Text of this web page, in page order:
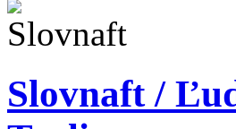
Slovnaft /